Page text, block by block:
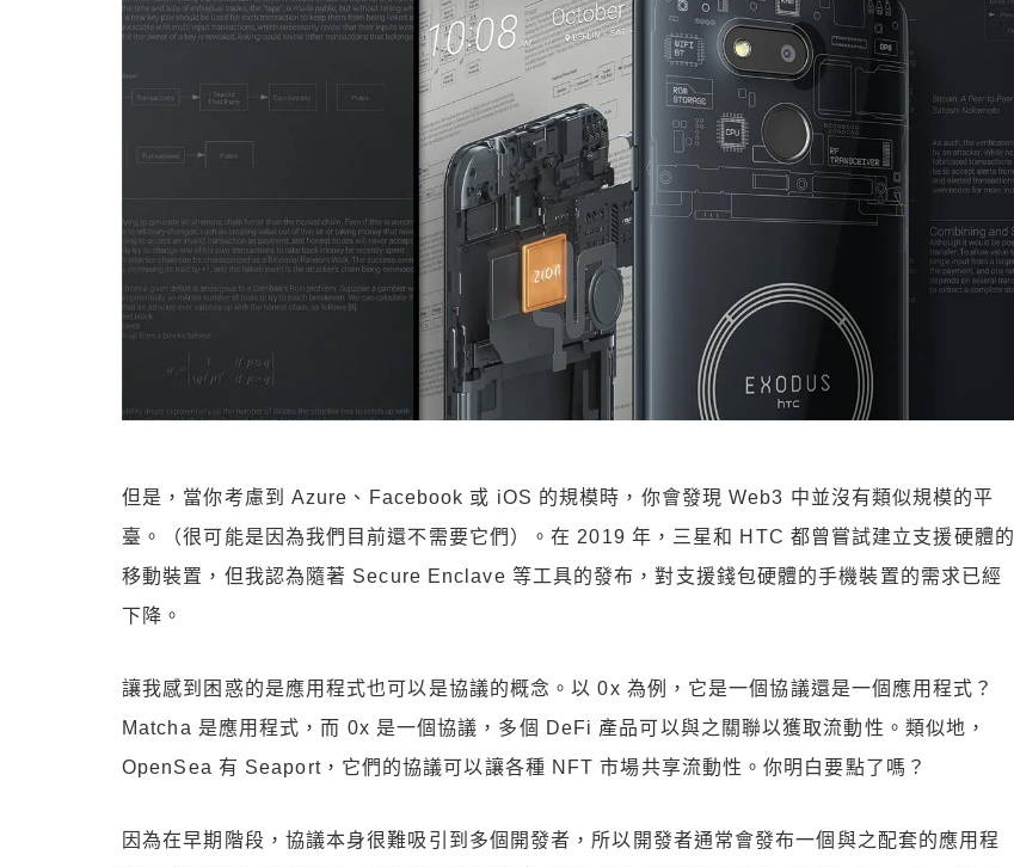
但是，當你考慮到 Azure、Facebook 或 iOS 的規模時，你會發現 Web3 中並沒有類似規模的平
臺。（很可能是因為我們目前還不需要它們）。在 2019 年，三星和 HTC 都曾嘗試建立支援硬體的
移動裝置，但我認為隨著 Secure Enclave 等工具的發布，對支援錢包硬體的手機裝置的需求已經
下降。
讓我感到困惑的是應用程式也可以是協議的概念。以 0x 為例，它是一個協議還是一個應用程式？
Matcha 是應用程式，而 0x 是一個協議，多個 DeFi 產品可以與之關聯以獲取流動性。類似地，
OpenSea 有 Seaport，它們的協議可以讓各種 NFT 市場共享流動性。你明白要點了嗎？
因為在早期階段，協議本身很難吸引到多個開發者，所以開發者通常會發布一個與之配套的應用程